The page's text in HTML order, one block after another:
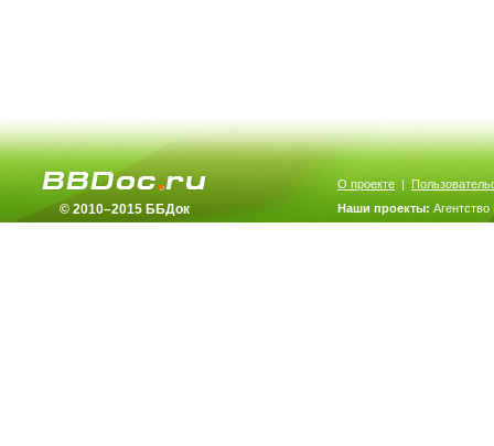
© 2010–2015 ББДок
О проекте |
Наши проекты: